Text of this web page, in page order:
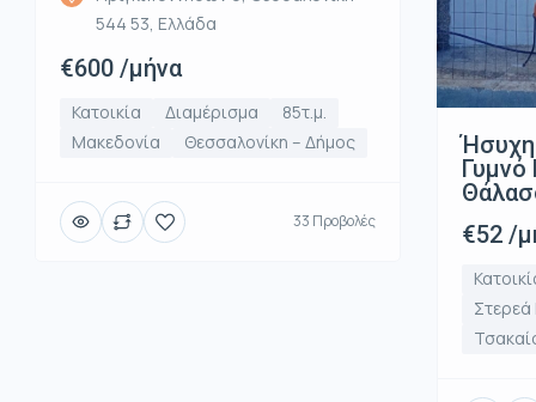
544 53, Ελλάδα
€600 /μήνα
Κατοικία Διαμέρισμα
85τ.μ.
Μακεδονία
Θεσσαλονίκη – Δήμος
33 Προβολές
Γυμνό
€52 /